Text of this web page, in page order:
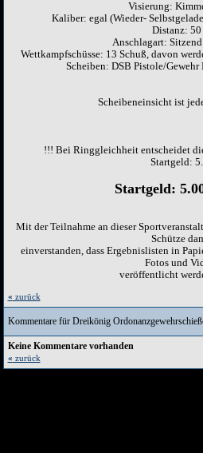
Visierung:
Kaliber: egal (Wieder-
Distanz: 50
Anschlagart:
Wettkampfschüsse: 13 Schuß, davon
Scheiben: DSB Pistole/Gewehr
Scheibeneinsicht ist
!!! Bei Ringgleichheit entscheidet
Startgeld:
Startgeld:
Mit der Teilnahme an dieser
Schütze
einverstanden, dass Ergebnislisten in
Fotos und
veröffentlicht
« zurück
Kommentare für Dreikönig
Keine Kommentare vorhanden
« zurück